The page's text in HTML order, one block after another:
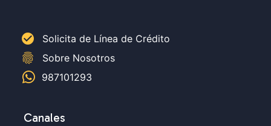
check_circle Solicita de Línea de Crédito
fingerprint
Sobre Nosotros
987101293
Canales